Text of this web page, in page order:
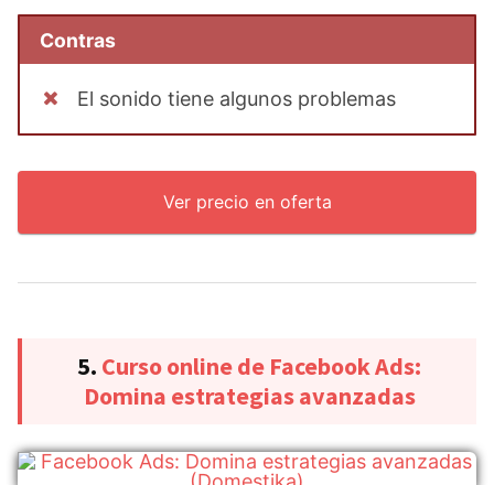
Contras
El sonido tiene algunos problemas
Ver precio en oferta
5. Curso online de Facebook Ads:
Domina estrategias avanzadas